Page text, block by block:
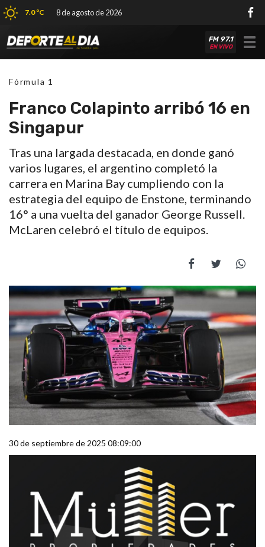
7.0 ºC 8 de agosto de 2026
FM 97.1
EN VIVO
Fórmula 1
Franco Colapinto arribó 16 en
Singapur
Tras una largada destacada, en donde ganó
varios lugares, el argentino completó la
carrera en Marina Bay cumpliendo con la
estrategia del equipo de Enstone, terminando
16° a una vuelta del ganador George Russell.
McLaren celebró el título de equipos.
30 de septiembre de 2025 08:09:00